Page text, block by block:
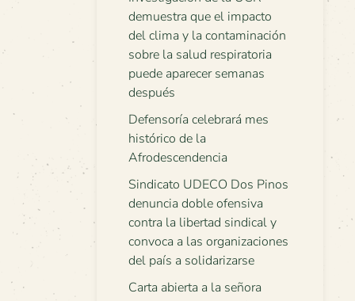
demuestra que el impacto
del clima y la contaminación
sobre la salud respiratoria
puede aparecer semanas
después
Defensoría celebrará mes
histórico de la
Afrodescendencia
Sindicato UDECO Dos Pinos
denuncia doble ofensiva
contra la libertad sindical y
convoca a las organizaciones
del país a solidarizarse
Carta abierta a la señora